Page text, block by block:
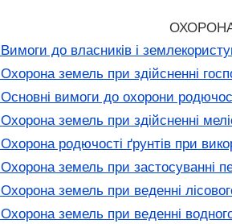
Вимоги до власників і
Охорона земель при здійсненні
Основні вимоги до охорони
Охорона земель при здійсненні
Охорона родючості ґрунтів при
Охорона земель при застосуванні
Охорона земель при веденні
Охорона земель при веденні